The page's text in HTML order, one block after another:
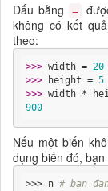
Dấu bằng =
không có kết
theo:
>>> width = 20
>>>
height = 5
>>>
900
Nếu một biến
dụng biến đó,
>>> n # bạn